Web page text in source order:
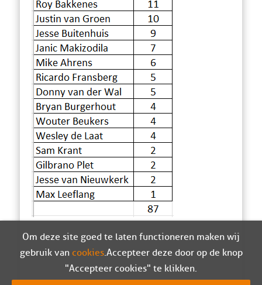
Om deze site goed te laten functioneren maken wij
gebruik van cookies. Accepteer deze door op de knop
"Accepteer cookies" te klikken.